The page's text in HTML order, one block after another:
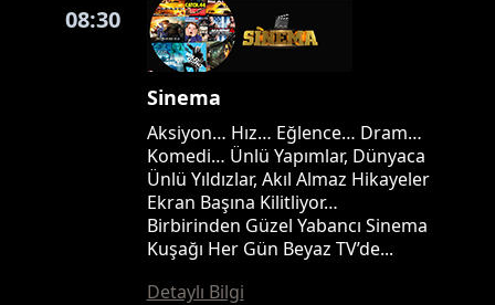
08:30
Sinema
Aksiyon… Hız… Eğlence… Dram…
Komedi… Ünlü Yapımlar, Dünyaca
Ünlü Yıldızlar, Akıl Almaz Hikayeler
Ekran Başına Kilitliyor…
Birbirinden Güzel Yabancı Sinema
Kuşağı Her Gün Beyaz TV’de...
Detaylı Bilgi